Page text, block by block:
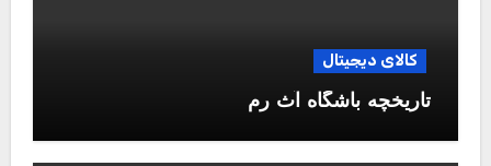
کالای دیجیتال
تاریخچه باشگاه آث رم